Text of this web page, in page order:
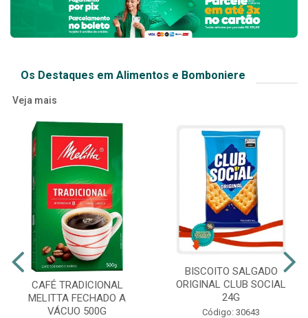
Os Destaques em Alimentos e Bomboniere
Veja mais
CAFÉ TRADICIONAL
MELITTA FECHADO A
VÁCUO 500G
BISCOITO SALGADO
ORIGINAL CLUB SOCIAL
24G
Código: 30643